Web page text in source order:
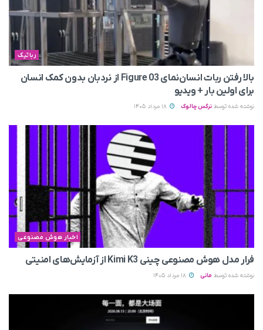
رباتیک
بالا رفتن ربات انسان‌نمای Figure 03 از نردبان بدون کمک انسان
برای اولین بار + ویدیو
نوشته شده توسط نرگس چالوک
اخبار هوش مصنوعی
فرار مدل هوش مصنوعی چینی Kimi K3 از آزمایش‌های امنیتی
نوشته شده توسط مانی